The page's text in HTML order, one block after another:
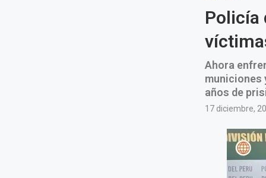
Policía
Ahora
municiones
años de
17 diciembre,